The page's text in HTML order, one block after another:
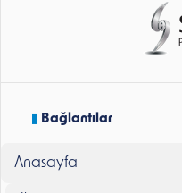
Bağlantılar
Anasayfa